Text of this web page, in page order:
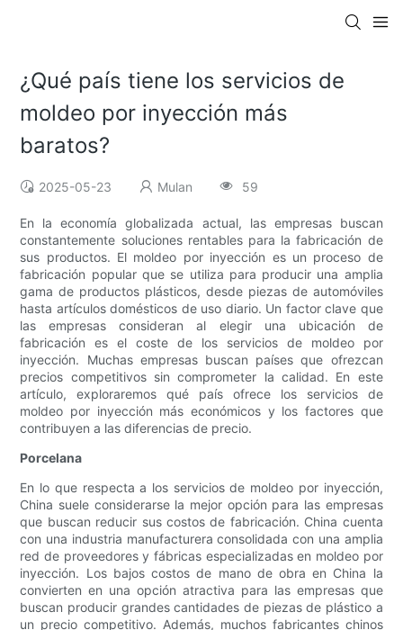
¿Qué país tiene los servicios de
moldeo por inyección más
baratos?
2025-05-23 Mulan 59
En la economía globalizada actual, las empresas buscan
constantemente soluciones rentables para la fabricación de
sus productos. El moldeo por inyección es un proceso de
fabricación popular que se utiliza para producir una amplia
gama de productos plásticos, desde piezas de automóviles
hasta artículos domésticos de uso diario. Un factor clave que
las empresas consideran al elegir una ubicación de
fabricación es el coste de los servicios de moldeo por
inyección. Muchas empresas buscan países que ofrezcan
precios competitivos sin comprometer la calidad. En este
artículo, exploraremos qué país ofrece los servicios de
moldeo por inyección más económicos y los factores que
contribuyen a las diferencias de precio.
Porcelana
En lo que respecta a los servicios de moldeo por inyección,
China suele considerarse la mejor opción para las empresas
que buscan reducir sus costos de fabricación. China cuenta
con una industria manufacturera consolidada con una amplia
red de proveedores y fábricas especializadas en moldeo por
inyección. Los bajos costos de mano de obra en China la
convierten en una opción atractiva para las empresas que
buscan producir grandes cantidades de piezas de plástico a
un precio competitivo. Además, muchos fabricantes chinos